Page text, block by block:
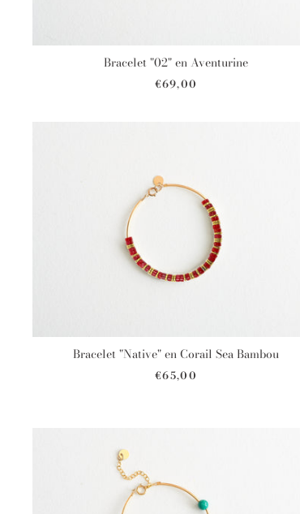
Bracelet "02" en Aventurine
€69,00
Bracelet "Native" en Corail Sea Bambou
€65,00